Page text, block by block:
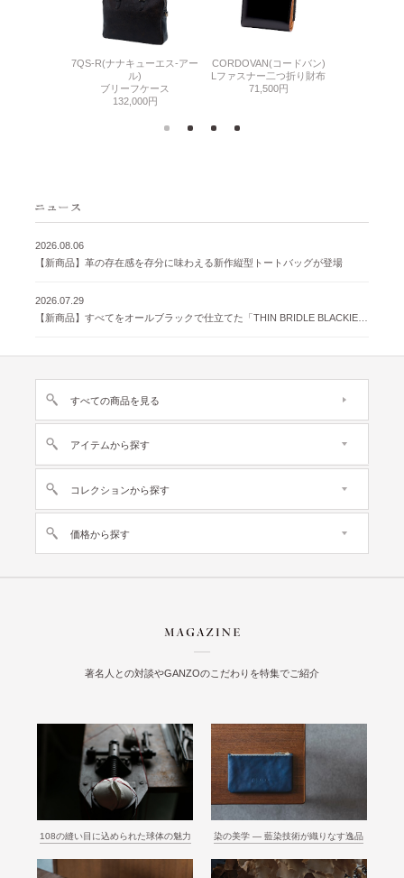
7QS-R(ナナキューエス-アー
ル)
ブリーフケース
132,000円
CORDOVAN(コードバン)
Lファスナー二つ折り財布
71,500円
2026.08.06
【新商品】革の存在感を存分に味わえる新作縦型トートバッグが登場
2026.07.29
すべての商品を見る
アイテムから探す
コレクションから探す
価格から探す
著名人との対談やGANZOのこだわりを特集でご紹介
108の縫い目に込められた球体の魅力 染の美学 ― 藍染技術が織りなす逸品